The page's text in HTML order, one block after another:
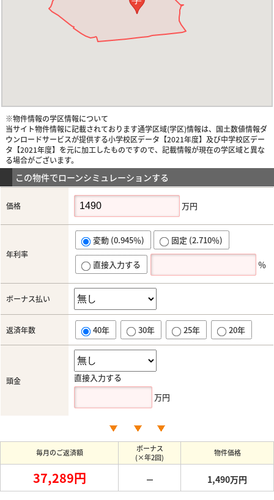
※物件情報の学区情報について
当サイト物件情報に記載されております通学区域(学区)情報は、国土数値情報ダ
ウンロードサービスが提供する小学校区データ【2021年度】及び中学校区デー
タ【2021年度】を元に加工したものですので、記載情報が現在の学区域と異な
る場合がございます。
この物件でローンシミュレーションする
価格 万円
年利率
変動 (0.945％) 固定 (2.710％)
直接入力する ％
ボーナス払い
返済年数 40年 30年 25年 20年
頭金
直接入力する
万円
毎月のご返済額
ボーナス
(×年2回)
物件価格
37,289円 － 1,490万円